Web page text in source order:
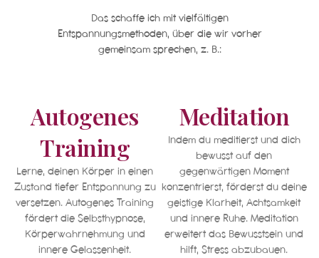
Das schaffe ich mit vielfältigen
Entspannungsmethoden, über die wir vorher
gemeinsam sprechen, z. B.:
Autogenes
Training
Lerne, deinen Körper in einen
Zustand tiefer Entspannung zu
versetzen. Autogenes Training
fördert die Selbsthypnose,
Körperwahrnehmung und
innere Gelassenheit.
Meditation
Indem du meditierst und dich
bewusst auf den
gegenwärtigen Moment
konzentrierst, förderst du deine
geistige Klarheit, Achtsamkeit
und innere Ruhe. Meditation
erweitert das Bewusstsein und
hilft, Stress abzubauen.